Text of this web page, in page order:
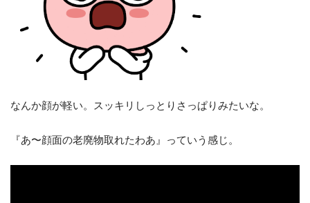
なんか顔が軽い。スッキリしっとりさっぱりみたいな。
『あ〜顔面の老廃物取れたわあ』っていう感じ。